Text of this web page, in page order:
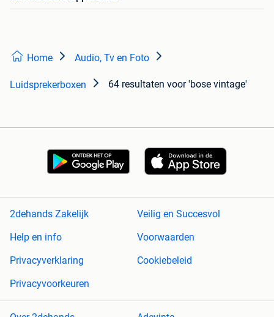
Home Audio, Tv en Foto
Luidsprekerboxen 64 resultaten voor 'bose vintage'
2dehands Zakelijk
Veilig en Succesvol
Help en info
Voorwaarden
Privacyverklaring
Cookiebeleid
Privacyvoorkeuren